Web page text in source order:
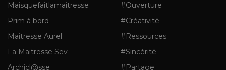
Maisquefaitlamaitresse
Prim à bord
Maitresse Aurel
La Maitresse Sev
Archicl@sse
#Ouverture
#Créativité
#Ressources
#Sincérité
#Partage